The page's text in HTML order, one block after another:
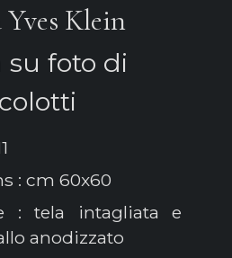
Yves Klein
foto di
: cm 60x60
: tela intagliata e
anodizzato